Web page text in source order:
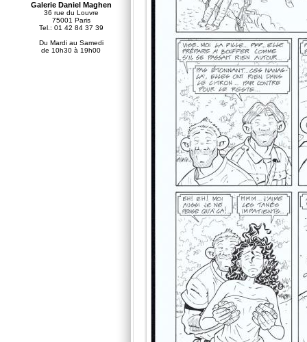
Galerie Daniel Maghen
36 rue du Louvre
75001 Paris
Tel.: 01 42 84 37 39
Du Mardi au Samedi
de 10h30 à 19h00